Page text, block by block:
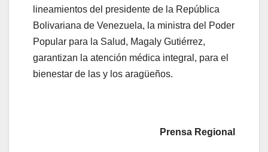
lineamientos del presidente de la República
Bolivariana de Venezuela, la ministra del Poder
Popular para la Salud, Magaly Gutiérrez,
garantizan la atención médica integral, para el
bienestar de las y los aragüeños.
Prensa Regional